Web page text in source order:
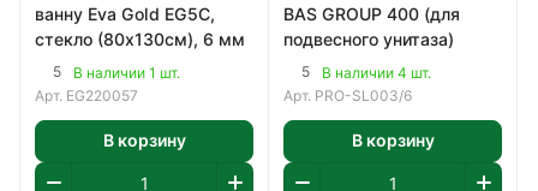
ванну Eva Gold EG5C,
стекло (80х130см), 6 мм
5
В наличии 1 шт.
Арт. EG220057
В корзину
BAS GROUP 400 (для
подвесного унитаза)
5
В наличии 4 шт.
Арт. PRO-SL003/6
В корзину